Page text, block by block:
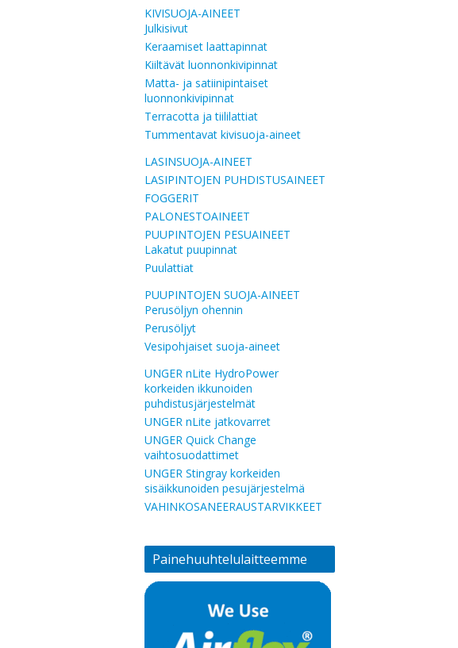
KIVISUOJA-AINEET
Julkisivut
Keraamiset laattapinnat
Kiiltävät luonnonkivipinnat
Matta- ja satiinipintaiset
luonnonkivipinnat
Terracotta ja tiililattiat
Tummentavat kivisuoja-aineet
LASINSUOJA-AINEET
LASIPINTOJEN PUHDISTUSAINEET
FOGGERIT
PALONESTOAINEET
PUUPINTOJEN PESUAINEET
Lakatut puupinnat
Puulattiat
PUUPINTOJEN SUOJA-AINEET
Perusöljyn ohennin
Perusöljyt
Vesipohjaiset suoja-aineet
UNGER nLite HydroPower
korkeiden ikkunoiden
puhdistusjärjestelmät
UNGER nLite jatkovarret
UNGER Quick Change
vaihtosuodattimet
UNGER Stingray korkeiden
sisäikkunoiden pesujärjestelmä
VAHINKOSANEERAUSTARVIKKEET
Painehuuhtelulaitteemme